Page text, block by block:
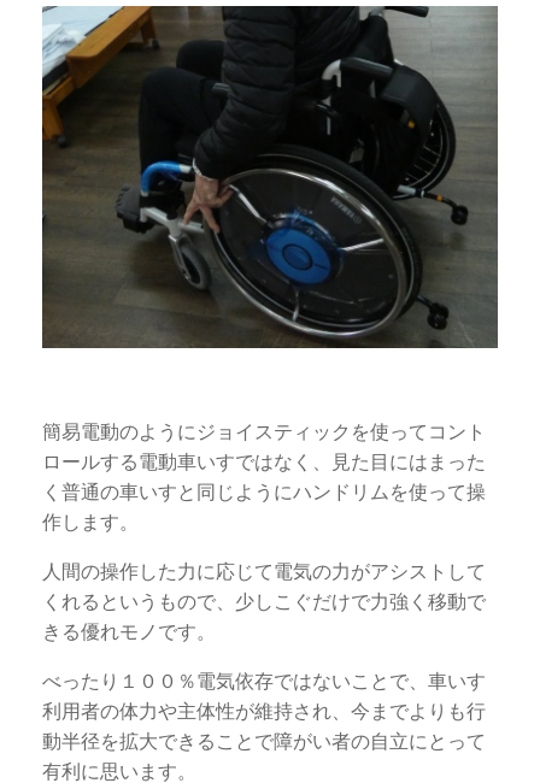
簡易電動のようにジョイスティックを使ってコント
ロールする電動車いすではなく、見た目にはまった
く普通の車いすと同じようにハンドリムを使って操
作します。
人間の操作した力に応じて電気の力がアシストして
くれるというもので、少しこぐだけで力強く移動で
きる優れモノです。
べったり１００％電気依存ではないことで、車いす
利用者の体力や主体性が維持され、今までよりも行
動半径を拡大できることで障がい者の自立にとって
有利に思います。